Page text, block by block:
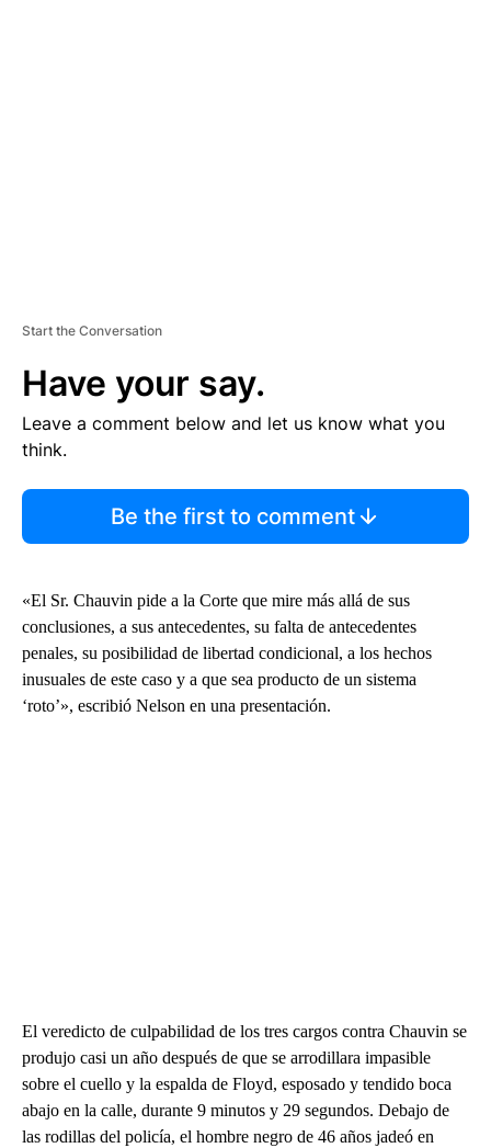
Start the Conversation
Have your say.
Leave a comment below and let us know what you
think.
Be the first to comment
«El Sr. Chauvin pide a la Corte que mire más allá de sus
conclusiones, a sus antecedentes, su falta de antecedentes
penales, su posibilidad de libertad condicional, a los hechos
inusuales de este caso y a que sea producto de un sistema
‘roto’», escribió Nelson en una presentación.
El veredicto de culpabilidad de los tres cargos contra Chauvin se
produjo casi un año después de que se arrodillara impasible
sobre el cuello y la espalda de Floyd, esposado y tendido boca
abajo en la calle, durante 9 minutos y 29 segundos. Debajo de
las rodillas del policía, el hombre negro de 46 años jadeó en